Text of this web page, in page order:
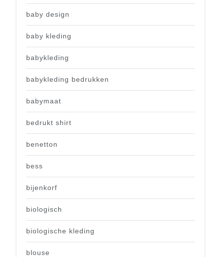
baby design
baby kleding
babykleding
babykleding bedrukken
babymaat
bedrukt shirt
benetton
bess
bijenkorf
biologisch
biologische kleding
blouse